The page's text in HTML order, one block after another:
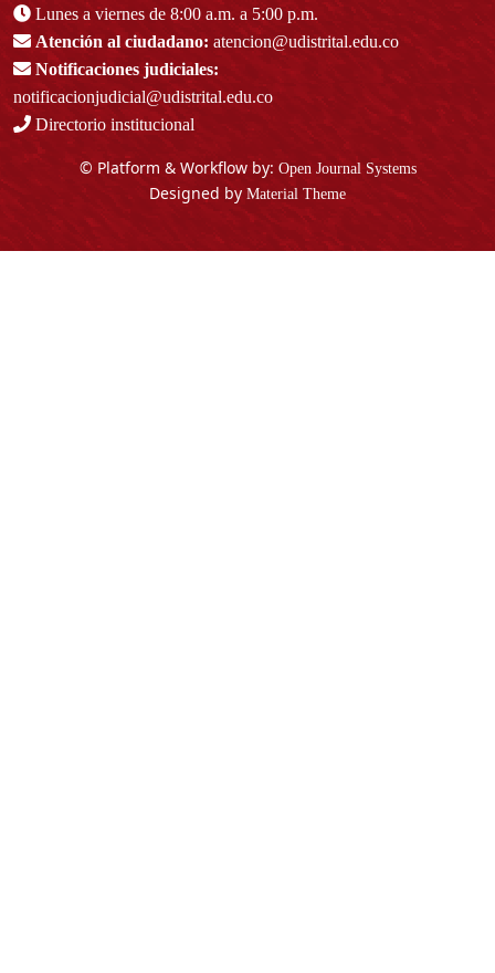
Lunes a viernes de 8:00 a.m. a 5:00 p.m.
Atención al ciudadano: atencion@udistrital.edu.co
Notificaciones judiciales:
notificacionjudicial@udistrital.edu.co
Directorio institucional
© Platform & Workflow by: Open Journal Systems
Designed by Material Theme